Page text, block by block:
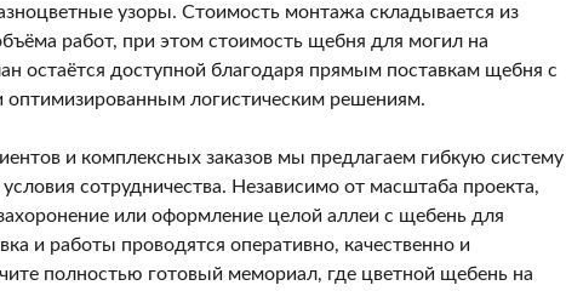
узоры. Стоимость монтажа складывается из
работ, при этом стоимость щебня для могил на
остаётся доступной благодаря прямым поставкам щебня с
оптимизированным логистическим решениям.
и комплексных заказов мы предлагаем гибкую систему
сотрудничества. Независимо от масштаба проекта,
или оформление целой аллеи с щебень для
и работы проводятся оперативно, качественно и
полностью готовый мемориал, где цветной щебень на